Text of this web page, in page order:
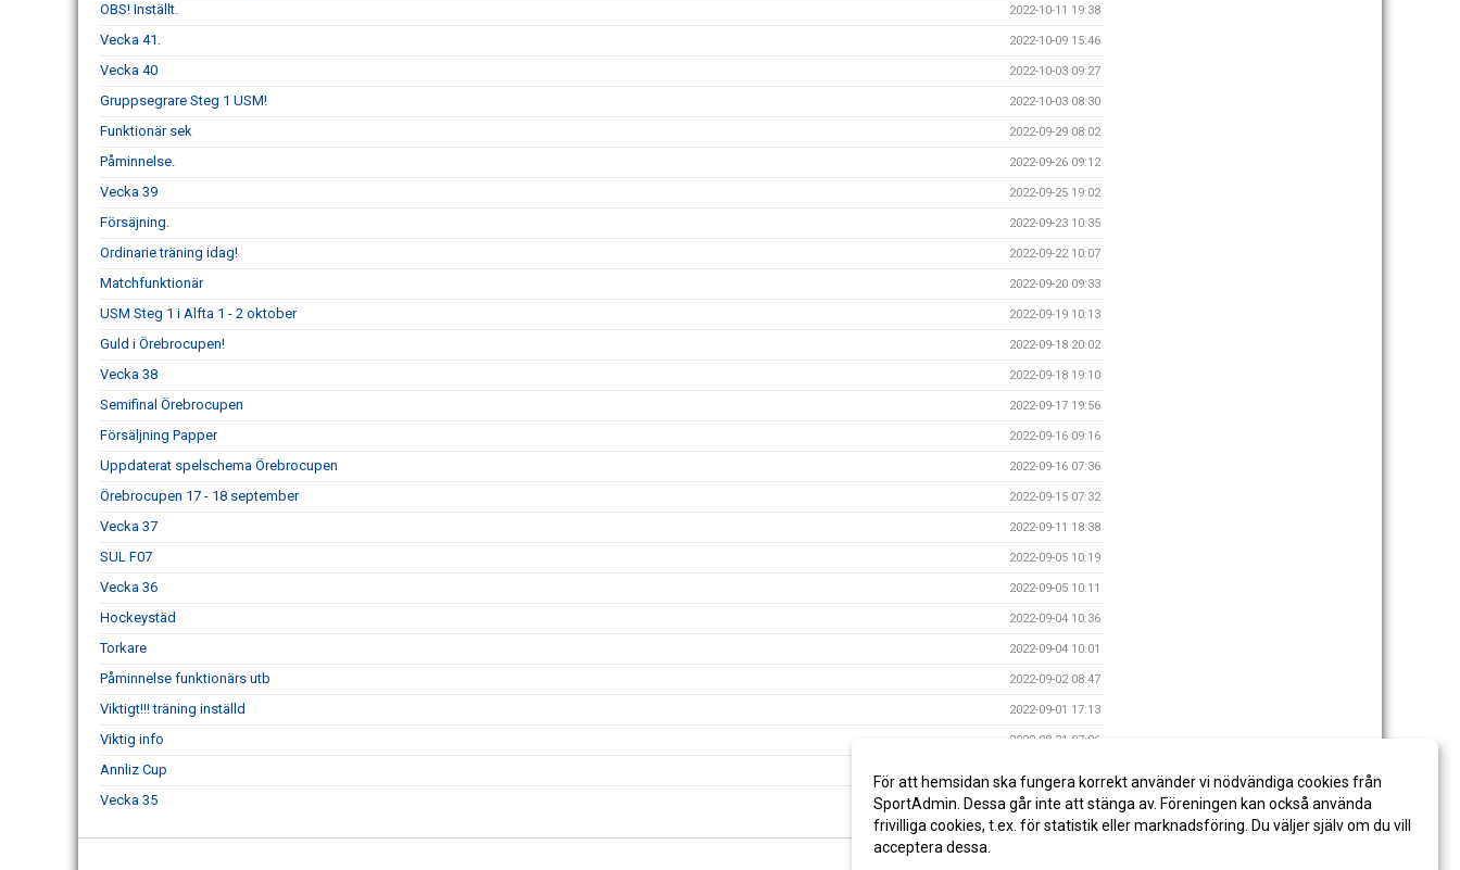
OBS! Inställt. 2022-10-11 19:38
Vecka 41. 2022-10-09 15:46
Vecka 40 2022-10-03 09:27
Gruppsegrare Steg 1 USM! 2022-10-03 08:30
Funktionär sek 2022-09-29 08:02
Påminnelse. 2022-09-26 09:12
Vecka 39 2022-09-25 19:02
Försäjning. 2022-09-23 10:35
Ordinarie träning idag! 2022-09-22 10:07
Matchfunktionär 2022-09-20 09:33
USM Steg 1 i Alfta 1 - 2 oktober 2022-09-19 10:13
Guld i Örebrocupen! 2022-09-18 20:02
Vecka 38 2022-09-18 19:10
Semifinal Örebrocupen 2022-09-17 19:56
Försäljning Papper 2022-09-16 09:16
Uppdaterat spelschema Örebrocupen 2022-09-16 07:36
Örebrocupen 17 - 18 september 2022-09-15 07:32
Vecka 37 2022-09-11 18:38
SUL F07 2022-09-05 10:19
Vecka 36 2022-09-05 10:11
Hockeystäd 2022-09-04 10:36
Torkare 2022-09-04 10:01
Påminnelse funktionärs utb 2022-09-02 08:47
Viktigt!!! träning inställd 2022-09-01 17:13
Viktig info 2022-08-31 07:06
Annliz Cup
Vecka 35 2022-08-29 10:52
För att hemsidan ska fungera korrekt använder vi nödvändiga cookies från
SportAdmin. Dessa går inte att stänga av. Föreningen kan också använda
frivilliga cookies, t.ex. för statistik eller marknadsföring. Du väljer själv om du vill
acceptera dessa.